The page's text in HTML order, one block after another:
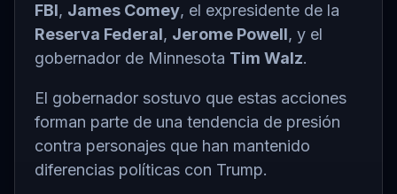
FBI, James Comey, el expresidente de la
Reserva Federal, Jerome Powell, y el
gobernador de Minnesota Tim Walz.
El gobernador sostuvo que estas acciones
forman parte de una tendencia de presión
contra personajes que han mantenido
diferencias políticas con Trump.